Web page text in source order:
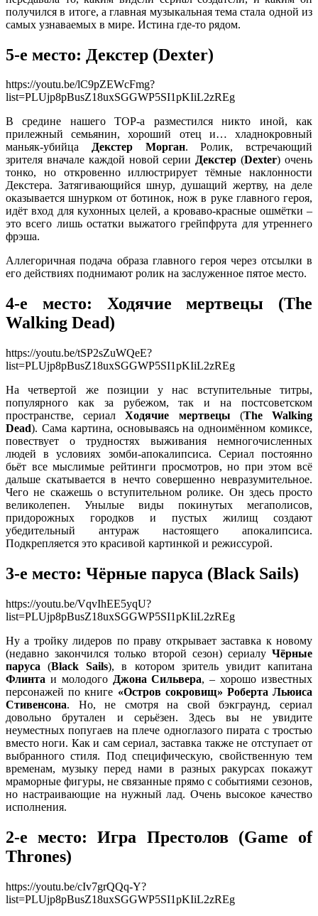
получился в итоге, а главная музыкальная тема стала одной из
самых узнаваемых в мире. Истина где-то рядом.
5-е место: Декстер (Dexter)
https://youtu.be/lC9pZEWcFmg?
list=PLUjp8pBusZ18uxSGGWP5SI1pKIiL2zREg
В средине нашего ТОР-а разместился никто иной, как
прилежный семьянин, хороший отец и… хладнокровный
маньяк-убийца Декстер Морган. Ролик, встречающий
зрителя вначале каждой новой серииДекстер (Dexter) очень
тонко, но откровенно иллюстрирует тёмные наклонности
Декстера. Затягивающийся шнур, душащий жертву, на деле
оказывается шнурком от ботинок, нож в руке главного героя,
идёт вход для кухонных целей, а кроваво-красные ошмётки –
это всего лишь остатки выжатого грейпфрута для утреннего
фрэша.
Аллегоричная подача образа главного героя через отсылки в
его действиях поднимают ролик на заслуженное пятое место.
4-е место: Ходячие мертвецы (The
Walking Dead)
https://youtu.be/tSP2sZuWQeE?
list=PLUjp8pBusZ18uxSGGWP5SI1pKIiL2zREg
На четвертой же позиции у нас вступительные титры,
популярного как за рубежом, так и на постсоветском
пространстве, сериалХодячие мертвецы (The Walking
Dead). Сама картина, основываясь на одноимённом комиксе,
повествует о трудностях выживания немногочисленных
людей в условиях зомби-апокалипсиса. Сериал постоянно
бьёт все мыслимые рейтинги просмотров, но при этом всё
дальше скатывается в нечто совершенно невразумительное.
Чего не скажешь о вступительном ролике. Он здесь просто
великолепен. Унылые виды покинутых мегаполисов,
придорожных городков и пустых жилищ создают
убедительный антураж настоящего апокалипсиса.
Подкрепляется это красивой картинкой и режиссурой.
3-е место: Чёрные паруса (Black Sails)
https://youtu.be/VqvIhEE5yqU?
list=PLUjp8pBusZ18uxSGGWP5SI1pKIiL2zREg
Ну а тройку лидеров по праву открывает заставка к новому
(недавно закончился только второй сезон) сериалу Чёрные
паруса (Black Sails), в котором зритель увидит капитана
Флинта и молодого Джона Сильвера, – хорошо известных
персонажей по книге «Остров сокровищ» Роберта Льюиса
Стивенсона. Но, не смотря на свой бэкграунд, сериал
довольно брутален и серьёзен. Здесь вы не увидите
неуместных попугаев на плече одноглазого пирата с тростью
вместо ноги. Как и сам сериал, заставка также не отступает от
выбранного стиля. Под специфическую, свойственную тем
временам, музыку перед нами в разных ракурсах покажут
мраморные фигуры, не связанные прямо с событиями сезонов,
но настраивающие на нужный лад. Очень высокое качество
исполнения.
2-е место: Игра Престолов (Game of
Thrones)
https://youtu.be/cIv7grQQq-Y?
list=PLUjp8pBusZ18uxSGGWP5SI1pKIiL2zREg